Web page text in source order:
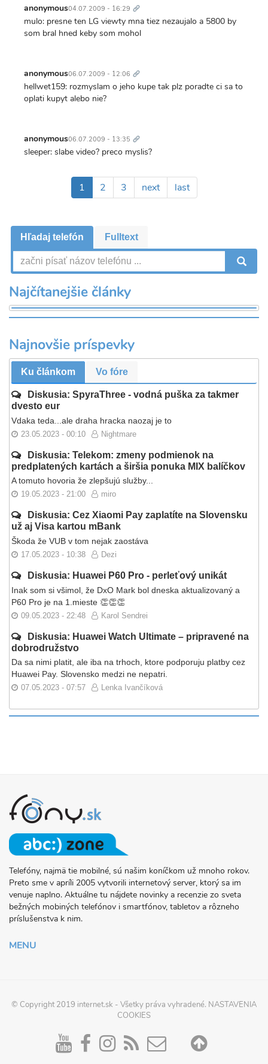
anonymous04.07.2009 - 16:29 odkaz
mulo: presne ten LG viewty mna tiez nezaujalo a 5800 by
som bral hned keby som mohol
anonymous06.07.2009 - 12:06 odkaz
hellwet159: rozmyslam o jeho kupe tak plz poradte ci sa to
oplati kupyt alebo nie?
anonymous06.07.2009 - 13:35 odkaz
sleeper: slabe video? preco myslis?
Aktuálna
stránka
1 Page
2 Page
3
Ďalšia
strana
next
Posledná
strana
last
Hľadaj telefón Fulltext
Najčítanejšie články
Najnovšie príspevky
Ku článkom Vo fóre
Diskusia: SpyraThree - vodná puška za takmer
dvesto eur
Vdaka teda...ale draha hracka naozaj je to
23.05.2023 - 00:10 Nightmare
Diskusia: Telekom: zmeny podmienok na
predplatených kartách a širšia ponuka MIX balíčkov
A tomuto hovoria že zlepšujú služby...
19.05.2023 - 21:00 miro
Diskusia: Cez Xiaomi Pay zaplatíte na Slovensku
už aj Visa kartou mBank
Škoda že VUB v tom nejak zaostáva
17.05.2023 - 10:38 Dezi
Diskusia: Huawei P60 Pro - perleťový unikát
Inak som si všimol, že DxO Mark bol dneska aktualizovaný a
P60 Pro je na 1.mieste 👏👏👏
09.05.2023 - 22:48 Karol Sendrei
Diskusia: Huawei Watch Ultimate – pripravené na
dobrodružstvo
Da sa nimi platit, ale iba na trhoch, ktore podporuju platby cez
Huawei Pay. Slovensko medzi ne nepatri.
07.05.2023 - 07:57 Lenka Ivančíková
O
PROJEKTE
FONY.SK
Telefóny, najmä tie mobilné, sú našim koníčkom už mnoho rokov.
Preto sme v apríli 2005 vytvorili internetový server, ktorý sa im
venuje naplno. Aktuálne tu nájdete novinky a recenzie zo sveta
bežných mobiných telefónov i smartfónov, tabletov a rôzneho
príslušenstva k nim.
MENU
© Copyright 2019 internet.sk - Všetky práva vyhradené. NASTAVENIA
COOKIES